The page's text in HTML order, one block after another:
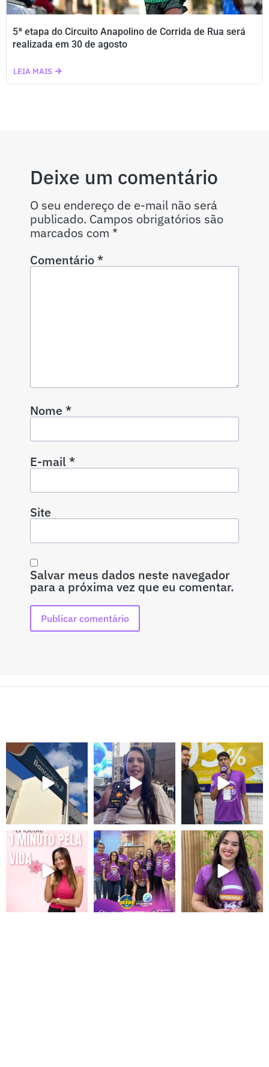
5ª etapa do Circuito Anapolino de Corrida de Rua será
realizada em 30 de agosto
LEIA MAIS
Deixe um comentário
O seu endereço de e-mail não será
publicado. Campos obrigatórios são
marcados com *
Comentário*
Nome*
E-mail*
Site
Salvar meus dados neste navegador
para a próxima vez que eu comentar.